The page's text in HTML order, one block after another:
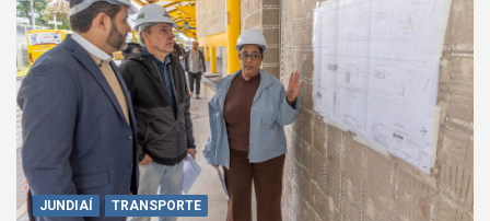
JUNDIAÍ TRANSPORTE